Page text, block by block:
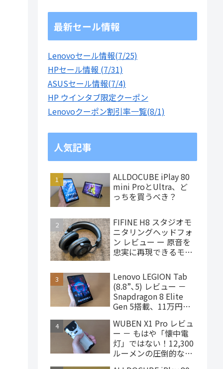
最新セール情報
Lenovoセール情報(7/25)
HPセール情報 (7/31)
ASUSセール情報(7/4)
HP ウインタブ限定クーポン
Lenovoクーポン割引率一覧(8/1)
人気記事
ALLDOCUBE iPlay 80
mini ProとUltra、ど
っちを買うべき？
FIFINE H8 スタジオモ
ニタリングヘッドフォ
ン レビュー ー 原音を
忠実に再現できるモニ
4,000円台で購入でき
ます
Lenovo LEGION Tab
(8.8”､5) レビュー －
Snapdragon 8 Elite
Gen 5搭載、11万円台
ゲーミングタブレット
WUBEN X1 Pro レビュ
ー － もはや「懐中電
灯」ではない！12,300
ルーメンの圧倒的な輝